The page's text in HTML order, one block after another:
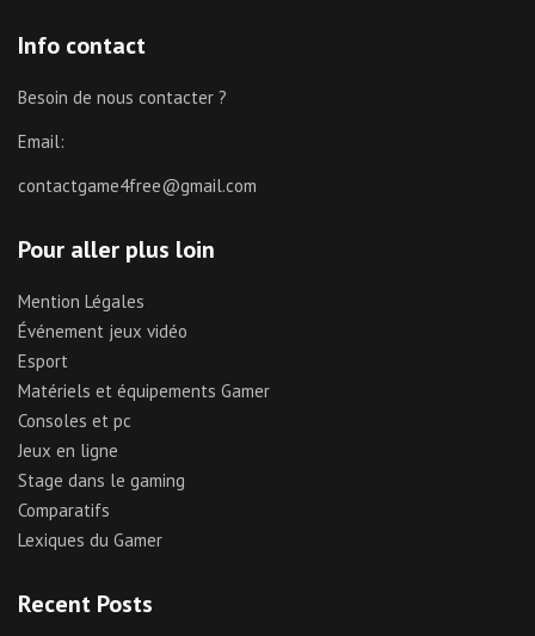
Info contact
Besoin de nous contacter ?
Email:
contactgame4free@gmail.com
Pour aller plus loin
Mention Légales
Événement jeux vidéo
Esport
Matériels et équipements Gamer
Consoles et pc
Jeux en ligne
Stage dans le gaming
Comparatifs
Lexiques du Gamer
Recent Posts